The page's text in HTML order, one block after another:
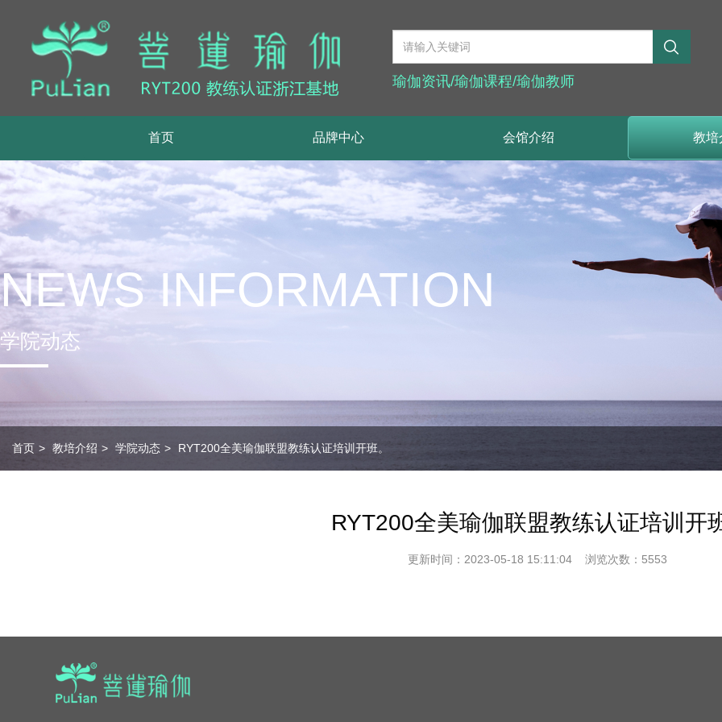
瑜伽资讯/瑜伽课程/瑜伽教师
首页 品牌中心 会馆介绍 教培
首页
品牌中心
课程介绍
场馆介绍
师资力量
教培介绍
学院简介
教培课程介绍
学员风采
证书查询
NEWS INFORMATION
学院动态
首页 教培介绍 学院动态 RYT200全美瑜伽联盟教练认证培训开班。
RYT200全美瑜伽联盟教练认证培训开
更新时间：2023-05-18 15:11:04 浏览次数：5553